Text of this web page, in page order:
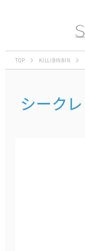
TOP KILLIBINBIN
シーク